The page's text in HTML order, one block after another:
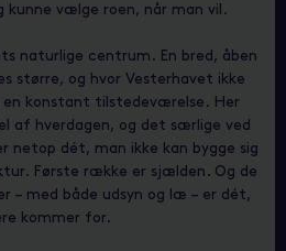
kunne vælge roen, når man vil.
naturlige centrum. En bred, åben
større, og hvor Vesterhavet ikke
konstant tilstedeværelse. Her
af hverdagen, og det særlige ved
dét, man ikke kan bygge sig
Første række er sjælden. Og de
– med både udsyn og læ – er dét,
kommer for.